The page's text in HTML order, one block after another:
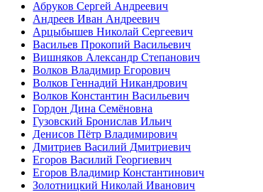
Абруков Сергей Андреевич
Андреев Иван Андреевич
Арцыбышев Николай Сергеевич
Васильев Прокопий Васильевич
Вишняков Александр Степанович
Волков Владимир Егорович
Волков Геннадий Никандрович
Волков Константин Васильевич
Гордон Дина Семёновна
Гузовский Бронислав Ильич
Денисов Пётр Владимирович
Дмитриев Василий Дмитриевич
Егоров Василий Георгиевич
Егоров Владимир Константинович
Золотницкий Николай Иванович